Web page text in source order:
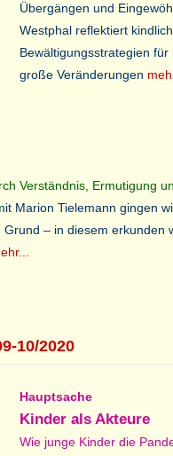
Übergängen und
Westphal reflektiert
Bewältigungsstrategien für
große Veränderungen
Verständnis, Ermutigung
Marion Tielemann gingen
– in diesem erkunden
10/2020
Hauptsache
Kinder als Akteure
Wie junge Kinder die